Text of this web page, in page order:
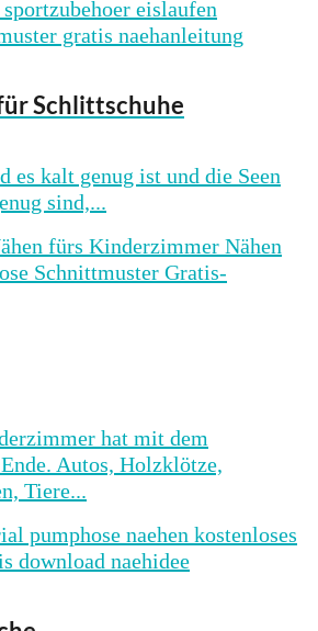
Schlittschuhe
es kalt genug ist und die Seen
sind,...
hat mit dem
Autos, Holzklötze,
Tiere...